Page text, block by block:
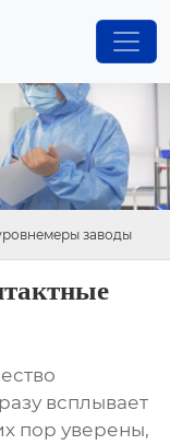
заводы
всплывает
пор уверены,